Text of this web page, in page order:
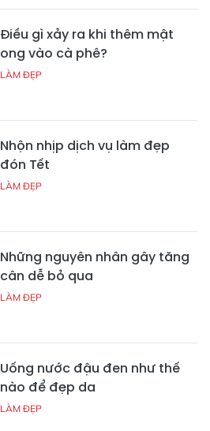
Điều gì xảy ra khi thêm mật
ong vào cà phê?
LÀM ĐẸP
Nhộn nhịp dịch vụ làm đẹp
đón Tết
LÀM ĐẸP
Những nguyên nhân gây tăng
cân dễ bỏ qua
LÀM ĐẸP
Uống nước đậu đen như thế
nào để đẹp da
LÀM ĐẸP